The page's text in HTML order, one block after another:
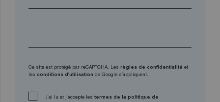
Ce site est protégé par reCAPTCHA. Les règles de confidentialité et
les conditions d'utilisation de Google s'appliquent.
J'ai lu et j'accepte les termes de la politique de